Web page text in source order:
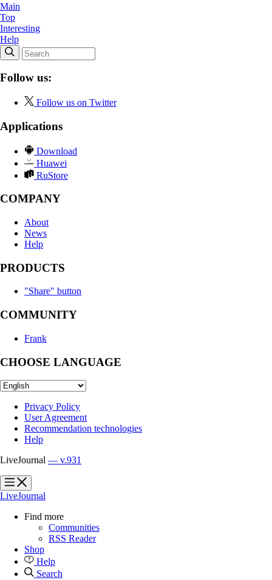
Main
Top
Interesting
Help
Follow us:
Follow us on Twitter
Applications
Download
Huawei
RuStore
COMPANY
About
News
Help
PRODUCTS
"Share" button
COMMUNITY
Frank
CHOOSE LANGUAGE
Privacy Policy
User Agreement
Recommendation technologies
Help
LiveJournal — v.931
?
?
LiveJournal
Find more
Communities
RSS Reader
Shop
Help
Search